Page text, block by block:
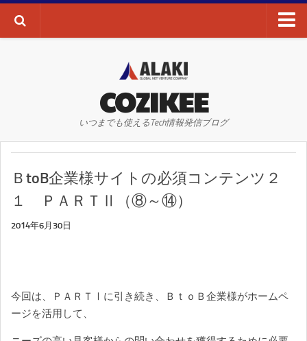
AI・ディープラーニング
WEBサイト
WEBマーケティング
SEO
SNS
COZIKEE
いつまでも使えるTech情報発信ブログ
ＢtoB企業様サイトの必須コンテンツ２
１ ＰＡＲＴⅡ（⑧～⑭）
2014年6月30日
今回は、ＰＡＲＴⅠに引き続き、ＢｔｏＢ企業様がホームペ
ージを活用して、